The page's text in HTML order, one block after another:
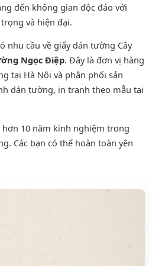
đến không gian độc đáo với
và hiện đại.
nhu cầu về giấy dán tường Cây
Ngọc Điệp. Đây là đơn vị hàng
tại Hà Nội và phân phối sản
dán tường, in tranh theo mẫu tại
10 năm kinh nghiệm trong
Các bạn có thể hoàn toàn yên